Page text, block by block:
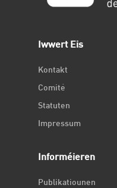
Iwwert Eis
Kontakt
Comité
Statuten
Impressum
Informéieren
Publikatiounen